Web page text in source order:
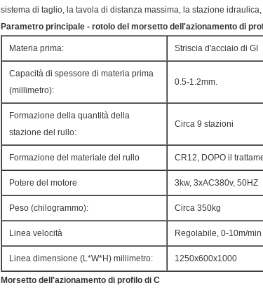
sistema di taglio, la tavola di distanza massima, la stazione
Parametro principale - rotolo del morsetto dell'azionamento di
Materia prima: Striscia d'acciaio di GI
Capacità di spessore di materia prima
(millimetro):
0.5-1.2mm.
Formazione della quantità della
stazione del rullo:
Circa 9 stazioni
Formazione del materiale del rullo CR12, DOPO il
Potere del motore 3kw, 3xAC380v, 50HZ
Peso (chilogrammo): Circa 350kg
Linea velocità Regolabile, 0-10m/min
Linea dimensione (L*W*H) millimetro: 1250x600x1000
Morsetto dell'azionamento di profilo di C